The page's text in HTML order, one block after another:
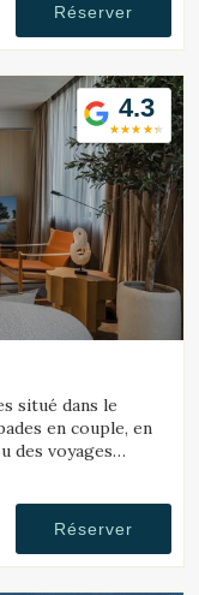
Réserver
4.3
situé dans le
en couple, en
des voyages
Réserver